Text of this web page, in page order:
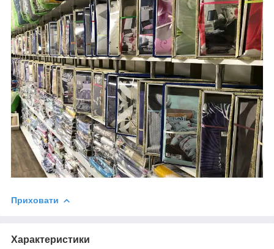
Приховати
Характеристики